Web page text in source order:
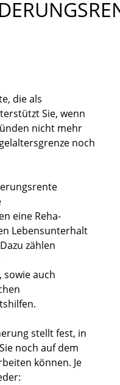
die als
Sie, wenn
nicht mehr
noch
eine Reha-
Lebensunterhalt
zählen
auch
stellt fest, in
noch auf dem
können. Je